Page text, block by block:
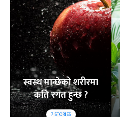
स्वस्थ मान्छेको शरीरमा
कति रगत हुन्छ ?
7STORIES